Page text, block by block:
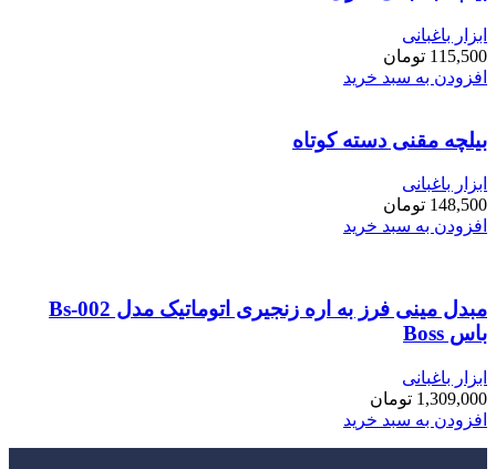
ابزار باغبانی
115,500 تومان
افزودن به سبد خرید
بیلچه مقنی دسته کوتاه
ابزار باغبانی
148,500 تومان
افزودن به سبد خرید
مبدل مینی فرز به اره زنجیری اتوماتیک مدل Bs-002
باس Boss
ابزار باغبانی
1,309,000 تومان
افزودن به سبد خرید